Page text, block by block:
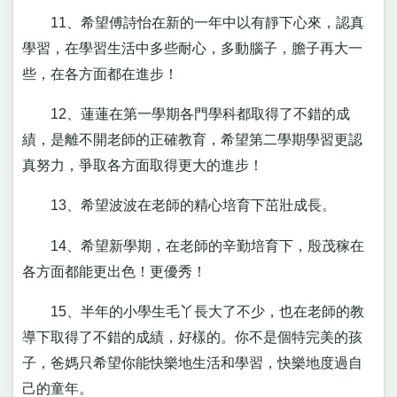
11、希望傅詩怡在新的一年中以有靜下心來，認真
學習，在學習生活中多些耐心，多動腦子，膽子再大一
些，在各方面都在進步！
12、蓮蓮在第一學期各門學科都取得了不錯的成
績，是離不開老師的正確教育，希望第二學期學習更認
真努力，爭取各方面取得更大的進步！
13、希望波波在老師的精心培育下茁壯成長。
14、希望新學期，在老師的辛勤培育下，殷茂稼在
各方面都能更出色！更優秀！
15、半年的小學生毛丫長大了不少，也在老師的教
導下取得了不錯的成績，好樣的。你不是個特完美的孩
子，爸媽只希望你能快樂地生活和學習，快樂地度過自
己的童年。